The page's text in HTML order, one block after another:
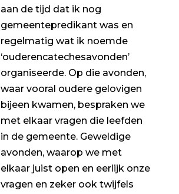
aan de tijd dat ik nog
gemeentepredikant was en
regelmatig wat ik noemde
‘ouderencatechesavonden’
organiseerde. Op die avonden,
waar vooral oudere gelovigen
bijeen kwamen, bespraken we
met elkaar vragen die leefden
in de gemeente. Geweldige
avonden, waarop we met
elkaar juist open en eerlijk onze
vragen en zeker ook twijfels